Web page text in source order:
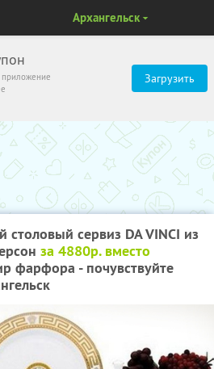
Загрузить
Архангельск
столовый сервиз DA VINCI из
за 4880р. вместо
фарфора - почувствуйте